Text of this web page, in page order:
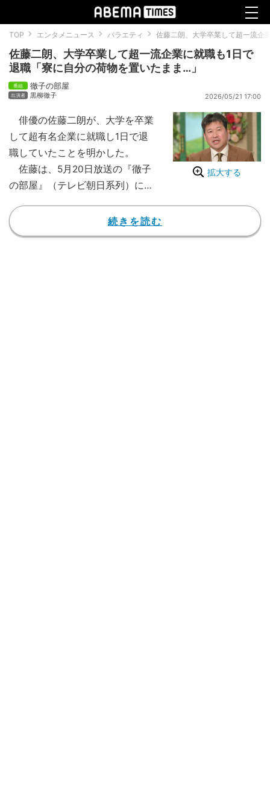
TOP エンタメニュース バラエティ 佐藤二朗、大学卒業して超一流企
佐藤二朗、大学卒業して超一流企業に就職も1日で
退職「寮に自分の荷物を置いたまま…」
徹子の部屋
黒柳徹子 2026/05/21 17:00
拡大する
俳優の佐藤二朗が、大学を卒業
して超有名企業に就職し1日で退
職していたことを明かした。
佐藤は、5月20日放送の『徹子
の部屋』（テレビ朝日系列）に出
優秀助演男優賞をはじめ、主要な
映画賞を総ナメにし、今や“超売
続きを読む